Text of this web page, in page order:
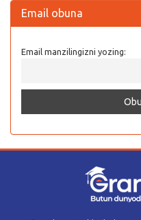
Email obuna
Email manzilingizni yozing: